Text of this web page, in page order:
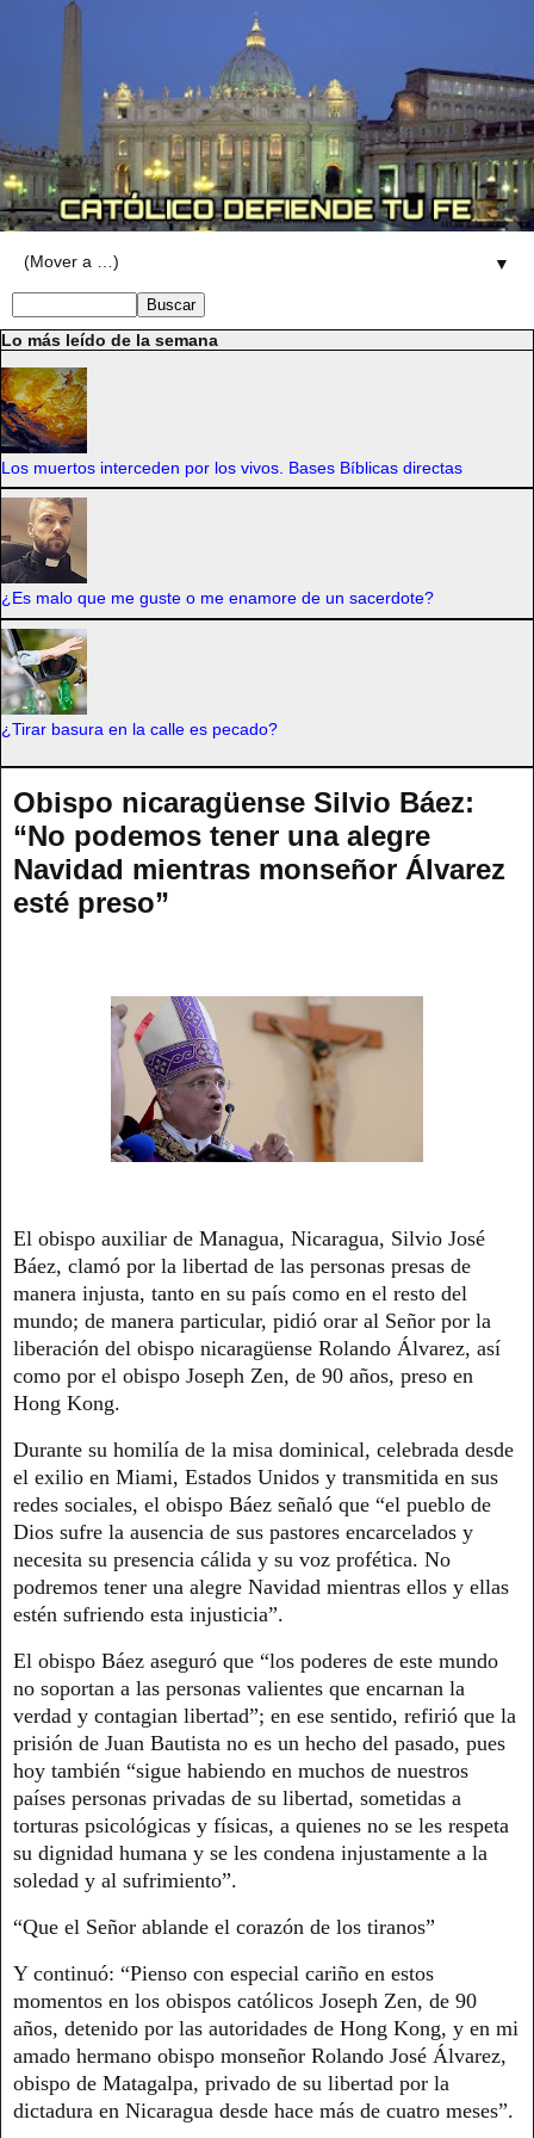
▼
Lo más leído de la semana
Los muertos interceden por los vivos. Bases Bíblicas directas
¿Es malo que me guste o me enamore de un sacerdote?
¿Tirar basura en la calle es pecado?
Obispo nicaragüense Silvio Báez:
“No podemos tener una alegre
Navidad mientras monseñor Álvarez
esté preso”
El obispo auxiliar de Managua, Nicaragua, Silvio José
Báez, clamó por la libertad de las personas presas de
manera injusta, tanto en su país como en el resto del
mundo; de manera particular, pidió orar al Señor por la
liberación del obispo nicaragüense Rolando Álvarez, así
como por el obispo Joseph Zen, de 90 años, preso en
Hong Kong.
Durante su homilía de la misa dominical, celebrada desde
el exilio en Miami, Estados Unidos y transmitida en sus
redes sociales, el obispo Báez señaló que “el pueblo de
Dios sufre la ausencia de sus pastores encarcelados y
necesita su presencia cálida y su voz profética. No
podremos tener una alegre Navidad mientras ellos y ellas
estén sufriendo esta injusticia”.
El obispo Báez aseguró que “los poderes de este mundo
no soportan a las personas valientes que encarnan la
verdad y contagian libertad”; en ese sentido, refirió que la
prisión de Juan Bautista no es un hecho del pasado, pues
hoy también “sigue habiendo en muchos de nuestros
países personas privadas de su libertad, sometidas a
torturas psicológicas y físicas, a quienes no se les respeta
su dignidad humana y se les condena injustamente a la
soledad y al sufrimiento”.
“Que el Señor ablande el corazón de los tiranos”
Y continuó: “Pienso con especial cariño en estos
momentos en los obispos católicos Joseph Zen, de 90
años, detenido por las autoridades de Hong Kong, y en mi
amado hermano obispo monseñor Rolando José Álvarez,
obispo de Matagalpa, privado de su libertad por la
dictadura en Nicaragua desde hace más de cuatro meses”.